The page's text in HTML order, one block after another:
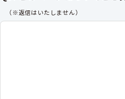
（※返信はいたしません）